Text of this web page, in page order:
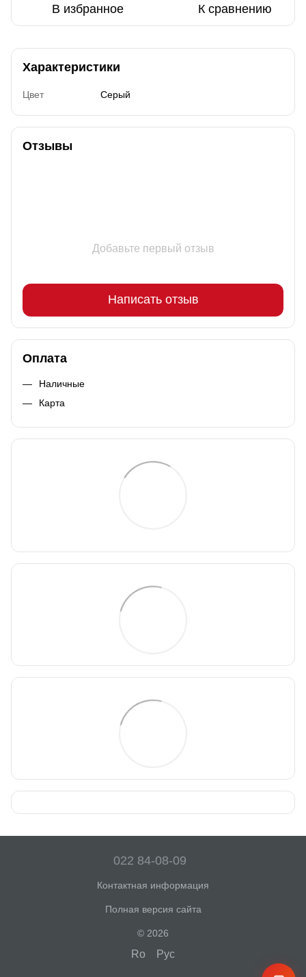
В избранное К сравнению
Характеристики
Цвет Серый
Отзывы
Добавьте первый отзыв
Написать отзыв
Оплата
Наличные
Карта
022 84-08-09
Контактная информация
Полная версия сайта
© 2026
Ro Рус